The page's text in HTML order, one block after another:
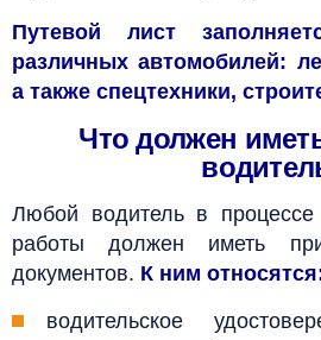
Путевой лист
различных автомобилей:
а также спецтехники,
Что должен
Любой водитель в
работы должен иметь
документов. К ним
водительское